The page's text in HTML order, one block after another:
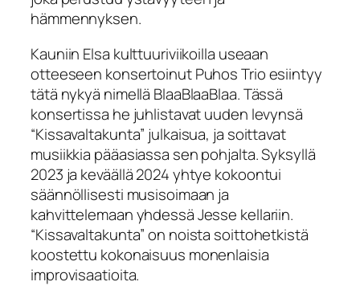
hämmennyksen.
Kauniin Elsa kulttuuriviikoilla useaan
otteeseen konsertoinut Puhos Trio esiintyy
tätä nykyä nimellä BlaaBlaaBlaa. Tässä
konsertissa he juhlistavat uuden levynsä
“Kissavaltakunta” julkaisua, ja soittavat
musiikkia pääasiassa sen pohjalta. Syksyllä
2023 ja keväällä 2024 yhtye kokoontui
säännöllisesti musisoimaan ja
kahvittelemaan yhdessä Jesse kellariin.
“Kissavaltakunta” on noista soittohetkistä
koostettu kokonaisuus monenlaisia
improvisaatioita.